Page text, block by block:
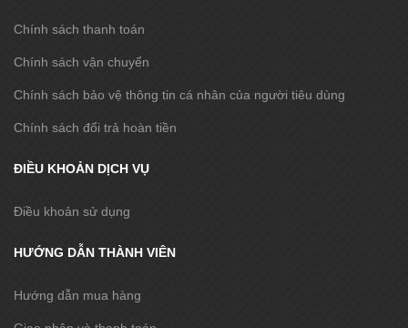
Chính sách thanh toán
Chính sách vận chuyển
Chính sách bảo vệ thông tin cá nhân của người tiêu dùng
Chính sách đổi trả hoàn tiền
ĐIỀU KHOẢN DỊCH VỤ
Điều khoản sử dụng
HƯỚNG DẪN THÀNH VIÊN
Hướng dẫn mua hàng